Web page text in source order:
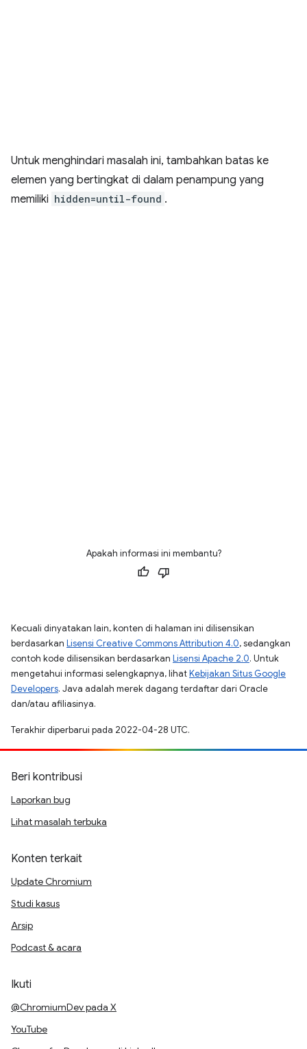
Untuk menghindari masalah ini, tambahkan batas ke
elemen yang bertingkat di dalam penampung yang
memiliki hidden=until-found .
Apakah informasi ini membantu?
Kecuali dinyatakan lain, konten di halaman ini dilisensikan
berdasarkan Lisensi Creative Commons Attribution 4.0, sedangkan
contoh kode dilisensikan berdasarkan Lisensi Apache 2.0. Untuk
mengetahui informasi selengkapnya, lihatKebijakan Situs Google
Developers. Java adalah merek dagang terdaftar dari Oracle
dan/atau afiliasinya.
Terakhir diperbarui pada 2022-04-28 UTC.
Beri kontribusi
Laporkan bug
Lihat masalah terbuka
Konten terkait
Update Chromium
Studi kasus
Arsip
Podcast & acara
Ikuti
@ChromiumDev pada X
YouTube